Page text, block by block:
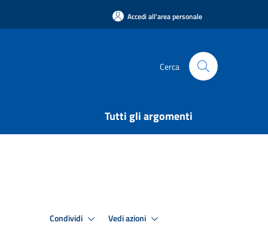
Accedi all'area personale
Cerca
Tutti gli argomenti
Condividi Vedi azioni